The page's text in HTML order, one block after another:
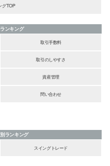
グTOP
ンキング
取引手数料
取引のしやすさ
資産管理
問い合わせ
ランキング
スイングトレード